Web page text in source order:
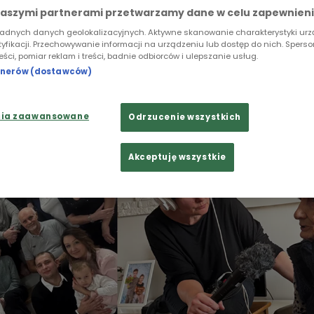
Dla niej to potrzeba serca, dla wnuków -
Z czasem zaczęli ją nagrywać. To
losach rodziny. Są pełne emocji i detali. Stały się
babci.
partnerami przetwarzamy dane w celu
danych geolokalizacyjnych. Aktywne skanowanie charakterystyki
Przechowywanie informacji na urządzeniu lub dostęp do nich.
pomiar reklam i treści, badnie odbiorców i ulepszanie usług.
(dostawców)
zaawansowane Odrzucenie wszystkich
Akceptuję wszystkie